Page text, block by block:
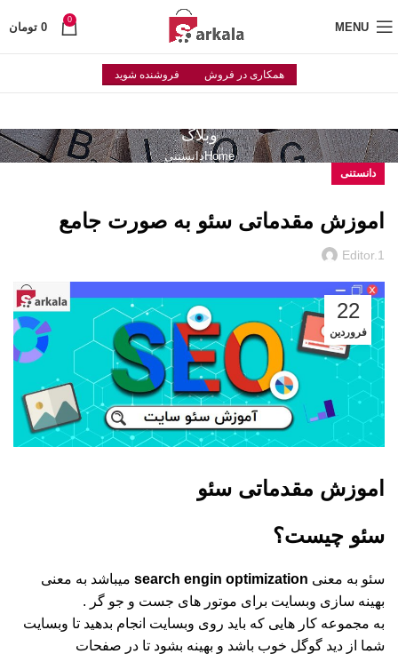
MENU
0
0 تومان
همکاری در فروش فروشنده شوید
وبلاگ
Homeدانستنی
دانستنی
اموزش مقدماتی سئو به صورت جامع
Editor.1
22
فروردین
اموزش مقدماتی سئو
سئو چیست‌‌‎‌‏؟
سئو به معنی search engin optimization میباشد به معنی
بهینه سازی وبسایت برای موتور های جست و جو گر .
به مجموعه کار هایی که باید روی وبسایت انجام بدهید تا وبسایت
شما از دید گوگل خوب باشد و بهینه بشود تا در صفحات